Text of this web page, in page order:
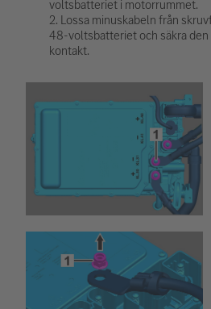
voltsbatteriet i motorrummet.
2. Lossa minuskabeln från
48-voltsbatteriet och säkra
kontakt.